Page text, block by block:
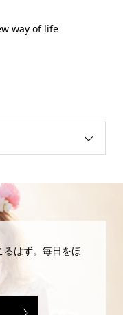
way of life
るはず。毎日をほ